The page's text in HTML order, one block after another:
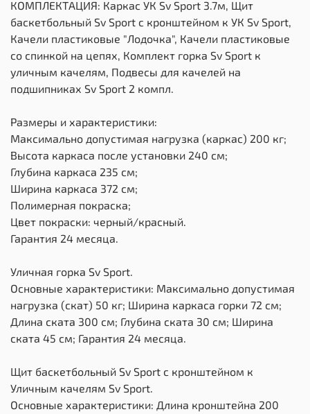
КОМПЛЕКТАЦИЯ: Каркас УК Sv Sport 3.7м, Щит
баскетбольный Sv Sport c кронштейном к УК Sv Sport,
Качели пластиковые "Лодочка", Качели пластиковые
со спинкой на цепях, Комплект горка Sv Sport к
уличным качелям, Подвесы для качелей на
подшипниках Sv Sport 2 компл.
Размеры и характеристики:
Максимально допустимая нагрузка (каркас) 200 кг;
Высота каркаса после установки 240 см;
Глубина каркаса 235 см;
Ширина каркаса 372 см;
Полимерная покраска;
Цвет покраски: черный/красный.
Гарантия 24 месяца.
Уличная горка Sv Sport.
Основные характеристики: Максимально допустимая
нагрузка (скат) 50 кг; Ширина каркаса горки 72 см;
Длина ската 300 см; Глубина ската 30 см; Ширина
ската 45 см; Гарантия 24 месяца.
Щит баскетбольный Sv Sport c кронштейном к
Уличным качелям Sv Sport.
Основные характеристики: Длина кронштейна 200